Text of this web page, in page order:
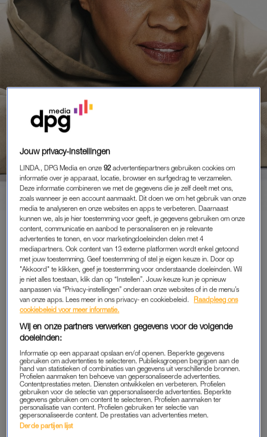
PORTRETTEN
SANDRA (63) OVER FRANSE
BULLDOG BONEY: ‘VIA DE
KLEINSTE GAATJES IN HEKKEN
WEET HIJ TE ONTSNAPPEN,
NET HOUDINI’
PREMIUM
LEES VERDER MET
PREMIUM
artikelen
Lees LINDA.magazine online
Geniet van te gekke winacties en
lekkere puzzels
Jouw privacy-instellingen
LINDA., DPG Media en onze92 advertentiepartners gebruiken cookies om
informatie over je apparaat, locatie, browser en surfgedrag te verzamelen.
Deze informatie combineren we met de gegevens die je zelf deelt met ons,
zoals wanneer je een account aanmaakt. Dit doen we om het gebruik van onze
media te analyseren en onze websites en apps te verbeteren. Daarnaast
kunnen we, als je hier toestemming voor geeft, je gegevens gebruiken om onze
content, communicatie en aanbod te personaliseren en je relevante
advertenties te tonen, en voor marketingdoeleinden delen met 4
mediapartners. Ook content van 13 externe platformen wordt enkel getoond
met jouw toestemming. Geef toestemming of stel je eigen keuze in. Door op
"Akkoord" te klikken, geef je toestemming voor onderstaande doeleinden. Wil
je niet alles toestaan, klik dan op “Instellen”. Jouw keuze kun je opnieuw
aanpassen via “Privacy-instellingen” onderaan onze websites of in de menu’s
van onze apps. Lees meer in ons privacy- en cookiebeleid.
Raadpleeg ons
cookiebeleid voor meer informatie.
Wij en onze partners verwerken gegevens voor de volgende
doeleinden:
Informatie op een apparaat opslaan en/of openen. Beperkte gegevens
gebruiken om advertenties te selecteren. Publieksgroepen begrijpen aan de
hand van statistieken of combinaties van gegevens uit verschillende bronnen.
Profielen aanmaken ten behoeve van gepersonaliseerde advertenties.
Contentprestaties meten. Diensten ontwikkelen en verbeteren. Profielen
gebruiken voor de selectie van gepersonaliseerde advertenties. Beperkte
gegevens gebruiken om content te selecteren. Profielen aanmaken ter
personalisatie van content. Profielen gebruiken ter selectie van
gepersonaliseerde content. De prestaties van advertenties meten.
Derde partijen lijst